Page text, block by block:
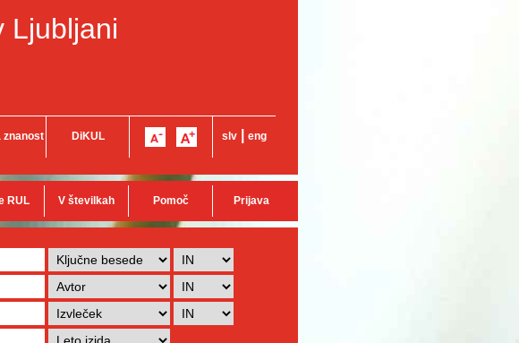
Ljubljani
znanost DiKUL slv eng
RUL V številkah Pomoč Prijava